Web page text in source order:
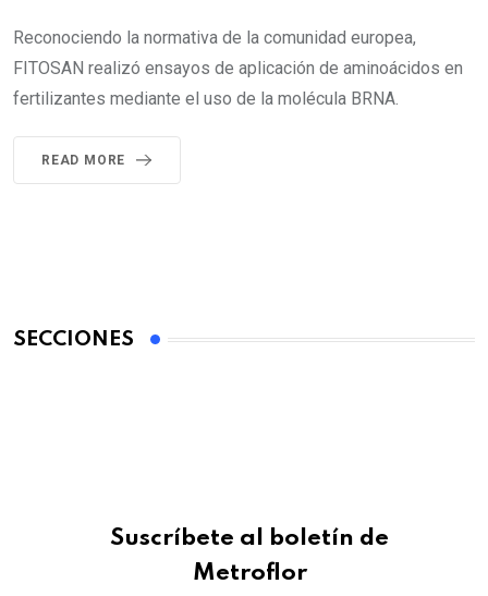
Reconociendo la normativa de la comunidad europea,
FITOSAN realizó ensayos de aplicación de aminoácidos en
fertilizantes mediante el uso de la molécula BRNA.
READ MORE
SECCIONES
Suscríbete al boletín de
Metroflor